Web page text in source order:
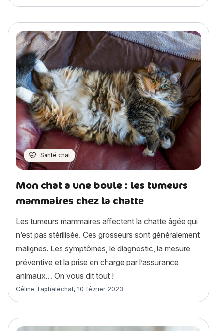
Santé chat
Mon chat a une boule : les tumeurs
mammaires chez la chatte
Les tumeurs mammaires affectent la chatte âgée qui
n’est pas stérilisée. Ces grosseurs sont généralement
malignes. Les symptômes, le diagnostic, la mesure
préventive et la prise en charge par l’assurance
animaux… On vous dit tout !
Article rédigé par
Céline Taphaléchat, 10 février 2023